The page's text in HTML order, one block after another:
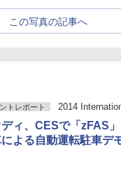
この写真の記事へ
トレポート 2014
ィ、CESで「zFAS
よる自動運転駐車デ